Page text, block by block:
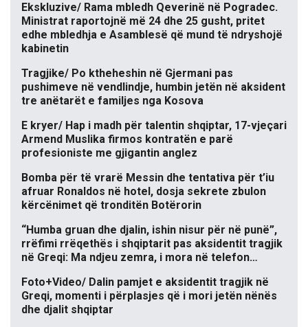
Ekskluzive/ Rama mbledh Qeverinë në Pogradec.
Ministrat raportojnë më 24 dhe 25 gusht, pritet
edhe mbledhja e Asamblesë që mund të ndryshojë
kabinetin
Tragjike/ Po ktheheshin në Gjermani pas
pushimeve në vendlindje, humbin jetën në aksident
tre anëtarët e familjes nga Kosova
E kryer/ Hap i madh për talentin shqiptar, 17-vjeçari
Armend Muslika firmos kontratën e parë
profesioniste me gjigantin anglez
Bomba për të vrarë Messin dhe tentativa për t’iu
afruar Ronaldos në hotel, dosja sekrete zbulon
kërcënimet që tronditën Botërorin
“Humba gruan dhe djalin, ishin nisur për në punë”,
rrëfimi rrëqethës i shqiptarit pas aksidentit tragjik
në Greqi: Ma ndjeu zemra, i mora në telefon…
Foto+Video/ Dalin pamjet e aksidentit tragjik në
Greqi, momenti i përplasjes që i mori jetën nënës
dhe djalit shqiptar